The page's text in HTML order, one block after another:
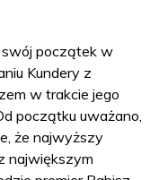
swój początek w
Kundery z
w trakcie jego
początku uważano,
że najwyższy
największym